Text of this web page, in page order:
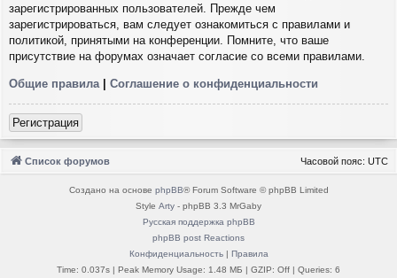
зарегистрированных пользователей. Прежде чем
зарегистрироваться, вам следует ознакомиться с правилами и
политикой, принятыми на конференции. Помните, что ваше
присутствие на форумах означает согласие со всеми правилами.
Общие правила | Соглашение о конфиденциальности
Регистрация
Список форумов Часовой пояс: UTC
Создано на основе phpBB® Forum Software © phpBB Limited
Style Arty - phpBB 3.3 MrGaby
Русская поддержка phpBB
phpBB post Reactions
Конфиденциальность| Правила
Time: 0.037s | Peak Memory Usage: 1.48 МБ | GZIP: Off | Queries: 6